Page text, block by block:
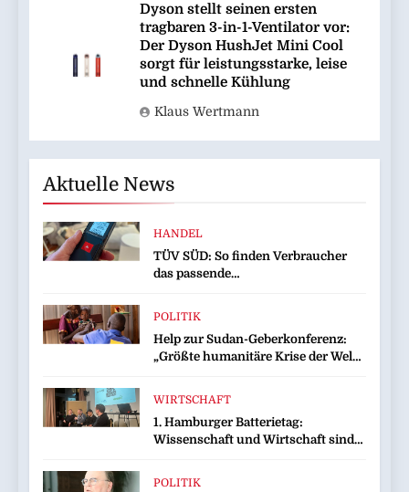
Dyson stellt seinen ersten
tragbaren 3-in-1-Ventilator vor:
Der Dyson HushJet Mini Cool
sorgt für leistungsstarke, leise
und schnelle Kühlung
Klaus Wertmann
Aktuelle News
HANDEL
TÜV SÜD: So finden Verbraucher
das passende
POLITIK
Help zur Sudan-Geberkonferenz:
„Größte humanitäre Krise der Welt
WIRTSCHAFT
1. Hamburger Batterietag:
Wissenschaft und Wirtschaft sind
POLITIK